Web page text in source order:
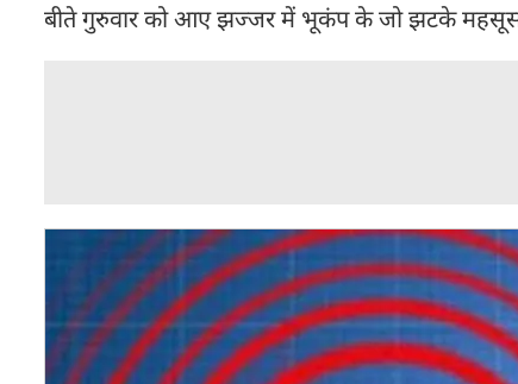
बीते गुरुवार को आए झज्जर में भूकंप के जो झटके महसूस